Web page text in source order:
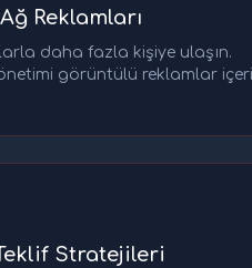
Reklamları
daha fazla kişiye ulaşın.
görüntülü reklamlar
Stratejileri